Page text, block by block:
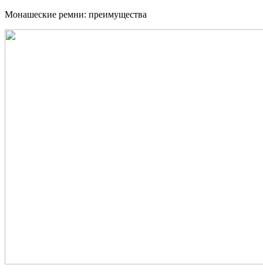
Монашеские ремни: преимущества